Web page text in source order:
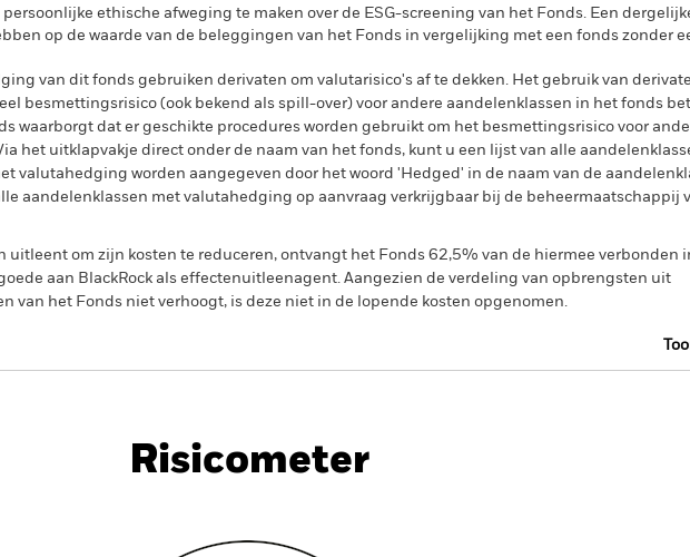
ethische afweging te maken over de ESG-screening van het Fonds. Een
op de waarde van de beleggingen van het Fonds in vergelijking met een fonds zonder
van dit fonds gebruiken derivaten om valutarisico's af te dekken. Het gebruik van
besmettingsrisico (ook bekend als spill-over) voor andere aandelenklassen in het fonds
waarborgt dat er geschikte procedures worden gebruikt om het besmettingsrisico voor
het uitklapvakje direct onder de naam van het fonds, kunt u een lijst van alle
valutahedging worden aangegeven door het woord 'Hedged' in de naam van de
aandelenklassen met valutahedging op aanvraag verkrijgbaar bij de beheermaatschappij
uitleent om zijn kosten te reduceren, ontvangt het Fonds 62,5% van de hiermee verbonden
aan BlackRock als effectenuitleenagent. Aangezien de verdeling van opbrengsten uit
van het Fonds niet verhoogt, is deze niet in de lopende kosten opgenomen.
Download
Risicometer